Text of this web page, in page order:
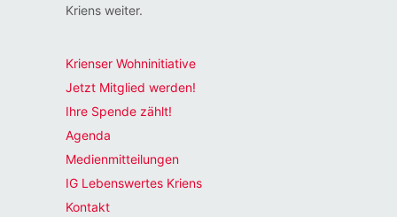
Kriens weiter.
Krienser Wohninitiative
Jetzt Mitglied werden!
Ihre Spende zählt!
Agenda
Medienmitteilungen
IG Lebenswertes Kriens
Kontakt